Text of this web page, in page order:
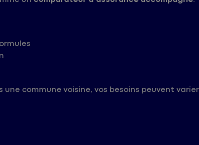
commune voisine, vos besoins peuvent